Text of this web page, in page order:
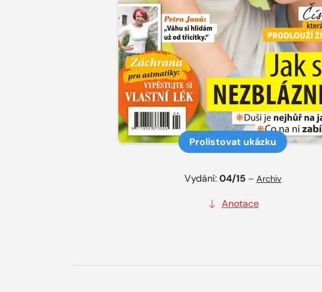
Prolistovat ukázku
Vydání:04/15 – Archiv
Anotace